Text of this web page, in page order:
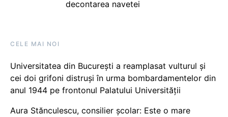
decontarea navetei
CELE MAI NOI
Universitatea din București a reamplasat vulturul și
cei doi grifoni distruși în urma bombardamentelor din
anul 1944 pe frontonul Palatului Universității
Aura Stănculescu, consilier școlar: Este o mare